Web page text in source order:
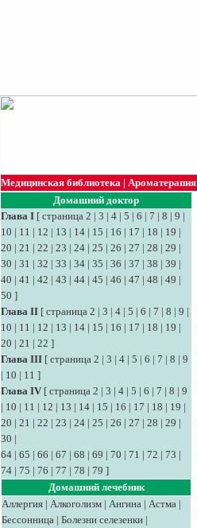
Медицинская библиотека | Ароматерапия
Домашний доктор
Глава I [ страница 2 | 3 | 4 | 5 | 6 | 7 | 8 | 9 |
10 | 11 | 12 | 13 | 14 | 15 | 16 | 17 | 18 | 19 |
20 | 21 | 22 | 23 | 24 | 25 | 26 | 27 | 28 | 29 |
30 | 31 | 32 | 33 | 34 | 35 | 36 | 37 | 38 | 39 |
40 | 41 | 42 | 43 | 44 | 45 | 46 | 47 | 48 | 49 |
50 ]
Глава II [ страница 2 | 3 | 4 | 5 | 6 | 7 | 8 | 9 |
10 | 11 | 12 | 13 | 14 | 15 | 16 | 17 | 18 | 19 |
20 | 21 | 22 ]
Глава III [ страница 2 | 3 | 4 | 5 | 6 | 7 | 8 | 9
| 10 | 11 ]
Глава IV [ страница 2 | 3 | 4 | 5 | 6 | 7 | 8 | 9
| 10 | 11 | 12 | 13 | 14 | 15 | 16 | 17 | 18 | 19 |
20 | 21 | 22 | 23 | 24 | 25 | 26 | 27 | 28 | 29 |
30 |
64 | 65 | 66 | 67 | 68 | 69 | 70 | 71 | 72 | 73 |
74 | 75 | 76 | 77 | 78 | 79 ]
Домашний лечебник
Аллергия | Алкоголизм | Ангина | Астма |
Бессонница | Болезни селезенки |